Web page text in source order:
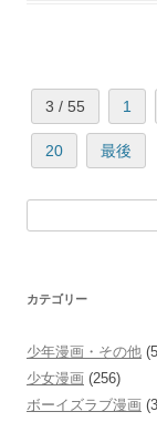
3 / 55 1
20 最後
カテゴリー
少年漫画・その他
少女漫画 (256)
ボーイズラブ漫画